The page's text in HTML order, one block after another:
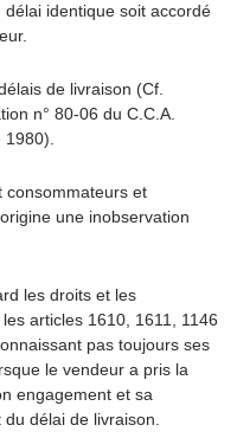
délai identique soit accordé
de livraison (Cf.
n° 80-06 du C.C.A.
consommateurs et
une inobservation
les droits et les
articles 1610, 1611, 1146
pas toujours ses
le vendeur a pris la
engagement et sa
délai de livraison.